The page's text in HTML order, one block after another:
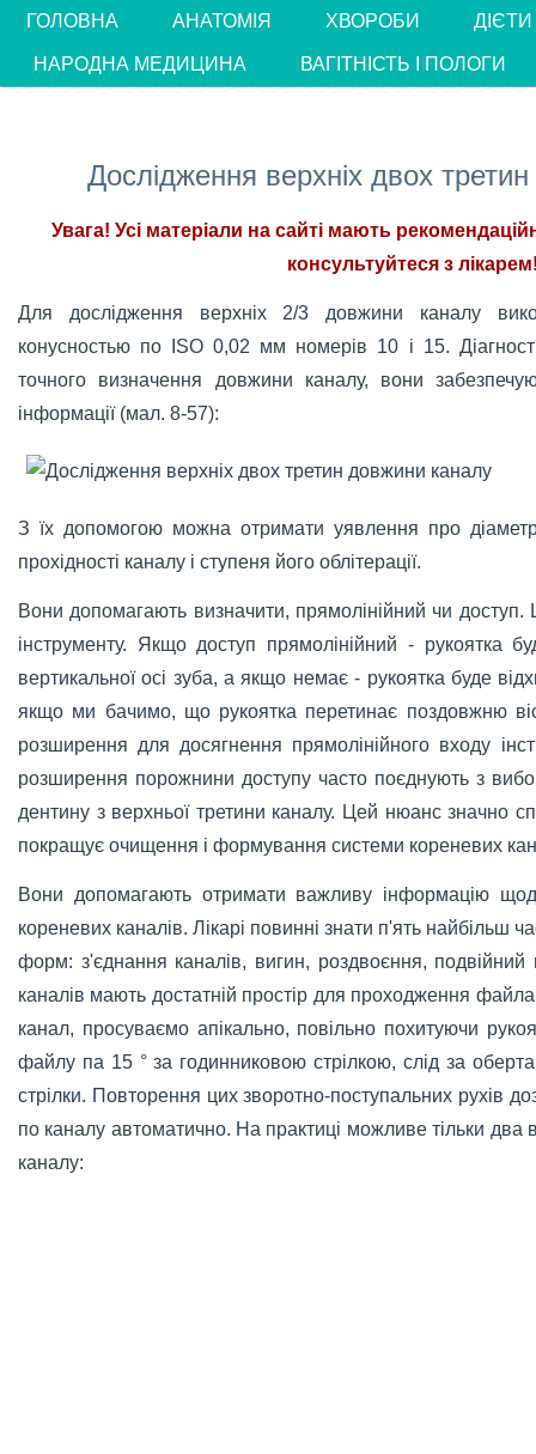
ГОЛОВНА АНАТОМІЯ ХВОРОБИ ДІЄТИ
НАРОДНА МЕДИЦИНА ВАГІТНІСТЬ І ПОЛОГИ
Дослідження верхніх двох
Увага! Усі матеріали на сайті мають
консультуйтеся з
Для дослідження верхніх 2/3 довжини каналу
конусностью по ISO 0,02 мм номерів 10 і 15.
точного визначення довжини каналу, вони
інформації (мал. 8-57):
З їх допомогою можна отримати уявлення про діаметр
прохідності каналу і ступеня його облітерації.
Вони допомагають визначити, прямолінійний чи
інструменту. Якщо доступ прямолінійний - рукоятка
вертикальної осі зуба, а якщо немає - рукоятка буде
якщо ми бачимо, що рукоятка перетинає поздовжню
розширення для досягнення прямолінійного входу
розширення порожнини доступу часто поєднують з
дентину з верхньої третини каналу. Цей нюанс значно
покращує очищення і формування системи кореневих
Вони допомагають отримати важливу інформацію
кореневих каналів. Лікарі повинні знати п'ять найбільш
форм: з'єднання каналів, вигин, роздвоєння, подвійний
каналів мають достатній простір для проходження
канал, просуваємо апікально, повільно похитуючи
файлу па 15 ° за годинниковою стрілкою, слід за
стрілки. Повторення цих зворотно-поступальних рухів
по каналу автоматично. На практиці можливе тільки
каналу: